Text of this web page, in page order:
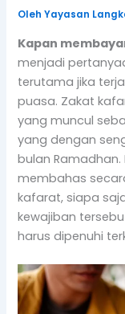
OlehYayasan
Kapan
menjadi
terutama jika
puasa. Zakat
yang muncul
yang dengan
bulan Ramadhan.
membahas
kafarat, siapa
kewajiban
harus dipenuhi